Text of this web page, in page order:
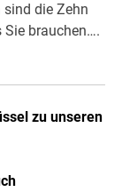
die Zehn
Sie brauchen….
zu unseren